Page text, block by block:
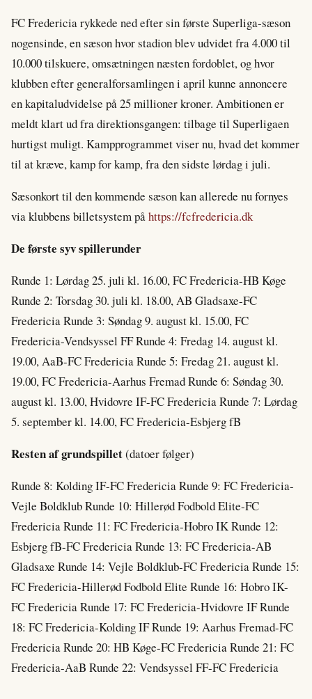
FC Fredericia rykkede ned efter sin første Superliga-sæson
nogensinde, en sæson hvor stadion blev udvidet fra 4.000 til
10.000 tilskuere, omsætningen næsten fordoblet, og hvor
klubben efter generalforsamlingen i april kunne annoncere
en kapitaludvidelse på 25 millioner kroner. Ambitionen er
meldt klart ud fra direktionsgangen: tilbage til Superligaen
hurtigst muligt. Kampprogrammet viser nu, hvad det kommer
til at kræve, kamp for kamp, fra den sidste lørdag i juli.
Sæsonkort til den kommende sæson kan allerede nu fornyes
via klubbens billetsystem påhttps://fcfredericia.dk
De første syv spillerunder
Runde 1: Lørdag 25. juli kl. 16.00, FC Fredericia-HB Køge
Runde 2: Torsdag 30. juli kl. 18.00, AB Gladsaxe-FC
Fredericia Runde 3: Søndag 9. august kl. 15.00, FC
Fredericia-Vendsyssel FF Runde 4: Fredag 14. august kl.
19.00, AaB-FC Fredericia Runde 5: Fredag 21. august kl.
19.00, FC Fredericia-Aarhus Fremad Runde 6: Søndag 30.
august kl. 13.00, Hvidovre IF-FC Fredericia Runde 7: Lørdag
5. september kl. 14.00, FC Fredericia-Esbjerg fB
Resten af grundspillet(datoer følger)
Runde 8: Kolding IF-FC Fredericia Runde 9: FC Fredericia-
Vejle Boldklub Runde 10: Hillerød Fodbold Elite-FC
Fredericia Runde 11: FC Fredericia-Hobro IK Runde 12:
Esbjerg fB-FC Fredericia Runde 13: FC Fredericia-AB
Gladsaxe Runde 14: Vejle Boldklub-FC Fredericia Runde 15:
FC Fredericia-Hillerød Fodbold Elite Runde 16: Hobro IK-
FC Fredericia Runde 17: FC Fredericia-Hvidovre IF Runde
18: FC Fredericia-Kolding IF Runde 19: Aarhus Fremad-FC
Fredericia Runde 20: HB Køge-FC Fredericia Runde 21: FC
Fredericia-AaB Runde 22: Vendsyssel FF-FC Fredericia